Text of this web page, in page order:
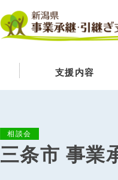
支援内容
三条市 事業
相談会